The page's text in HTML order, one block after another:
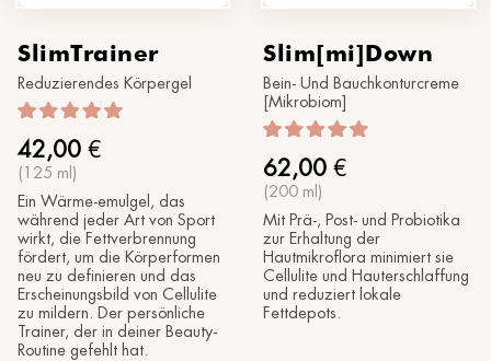
SlimTrainer
Reduzierendes Körpergel
42,00 €
(125 ml)
Ein Wärme-emulgel, das
während jeder Art von Sport
wirkt, die Fettverbrennung
fördert, um die Körperformen
neu zu definieren und das
Erscheinungsbild von Cellulite
zu mildern. Der persönliche
Trainer, der in deiner Beauty-
Routine gefehlt hat.
Slim[mi]Down
Bein- Und Bauchkonturcreme
[Mikrobiom]
62,00 €
(200 ml)
Mit Prä-, Post- und Probiotika
zur Erhaltung der
Hautmikroflora minimiert sie
Cellulite und Hauterschlaffung
und reduziert lokale
Fettdepots.